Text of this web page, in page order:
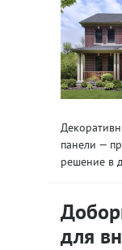
панели —
решение в
для